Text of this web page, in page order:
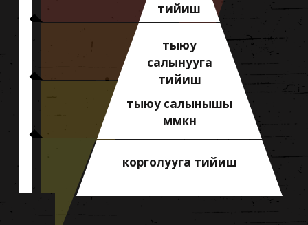
тийиш
тыюу
салынууга
тийиш
тыюу салынышы
мүмкүн
корголууга тийиш